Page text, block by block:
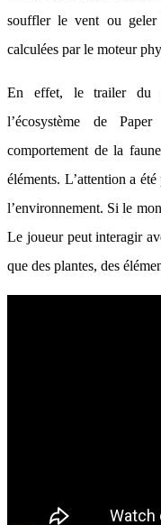
souffler le vent ou geler
calculées par le moteur
En effet, le trailer du
l’écosystème de
comportement de la
éléments. L’attention a
l’environnement. Si le
Le joueur peut interagir
que des plantes, des